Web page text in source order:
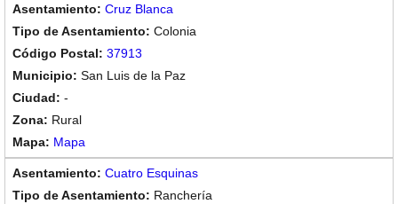
Cruz Blanca
Colonia
37913
San Luis de la Paz
-
Rural
Mapa
Cuatro Esquinas
Ranchería